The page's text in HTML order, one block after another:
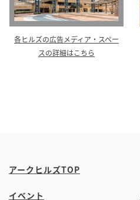
各ヒルズの広告メディア・スペー
スの詳細はこちら
アークヒルズTOP
イベント